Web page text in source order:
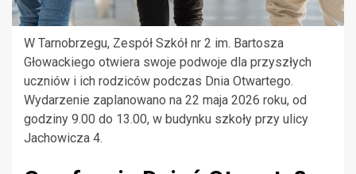
W Tarnobrzegu, Zespół Szkół nr 2 im. Bartosza
Głowackiego otwiera swoje podwoje dla przyszłych
uczniów i ich rodziców podczas Dnia Otwartego.
Wydarzenie zaplanowano na 22 maja 2026 roku, od
godziny 9.00 do 13.00, w budynku szkoły przy ulicy
Jachowicza 4.